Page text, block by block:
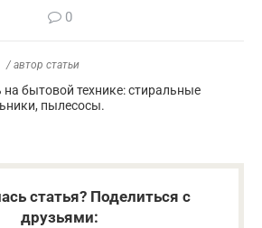
0
/ автор статьи
бытовой технике: стиральные
пылесосы.
статья? Поделиться с
друзьями: